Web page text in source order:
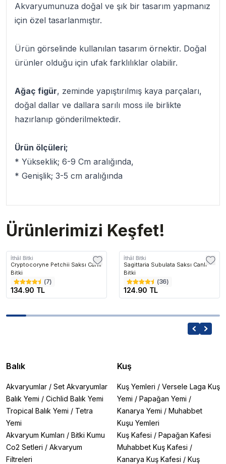
Akvaryumunuza doğal ve şık bir tasarım yapmanız
için özel tasarlanmıştır.
Ürün görselinde kullanılan tasarım örnektir. Doğal
ürünler olduğu için ufak farklılıklar olabilir.
Ağaç figür, zeminde yapıştırılmış kaya parçaları,
doğal dallar ve dallara sarılı moss ile birlikte
hazırlanıp gönderilmektedir.
Ürün ölçüleri;
* Yükseklik; 6-9 Cm aralığında,
* Genişlik; 3-5 cm aralığında
Ürünlerimizi Keşfet!
İthâl Bitki
Cryptocoryne Petchii Saksı Canlı
Bitki
(7)
134.90 TL
İthâl Bitki
Sagittaria Subulata Saksı Canlı
Bitki
(36)
124.90 TL
Balık
Akvaryumlar / Set Akvaryumlar
Balık Yemi / Cichlid Balık Yemi
Tropical Balık Yemi / Tetra
Yemi
Akvaryum Kumları / Bitki Kumu
Co2 Setleri / Akvaryum
Filtreleri
Kuş
Kuş Yemleri / Versele Laga Kuş
Yemi / Papağan Yemi /
Kanarya Yemi / Muhabbet
Kuşu Yemleri
Kuş Kafesi / Papağan Kafesi
Muhabbet Kuş Kafesi /
Kanarya Kuş Kafesi / Kuş